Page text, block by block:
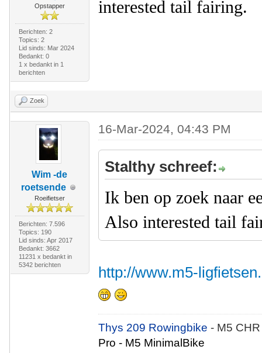
Opstapper
Berichten: 2
Topics: 2
Lid sinds: Mar 2024
Bedankt: 0
1 x bedankt in 1
berichten
interested tail fairing.
Zoek
Wim -de
roetsende
Roeifietser
Berichten: 7.596
Topics: 190
Lid sinds: Apr 2017
Bedankt: 3662
11231 x bedankt in
5342 berichten
16-Mar-2024, 04:43 PM
Stalthy schreef:
Ik ben op zoek naar
Also interested tail
http://www.m5-
Thys 209 Rowingbike- M5
Pro - M5 MinimalBike